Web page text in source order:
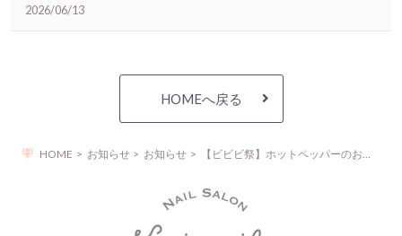
2026/06/13
HOMEへ戻る
HOME お知らせ お知らせ